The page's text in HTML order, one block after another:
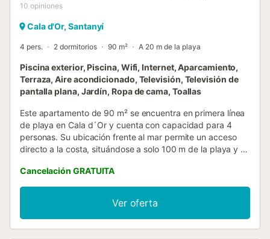
10 opiniones
Cala d'Or, Santanyí
4 pers. 2 dormitorios 90 m² A 20 m de la playa
Piscina exterior, Piscina, Wifi, Internet, Aparcamiento,
Terraza, Aire acondicionado, Televisión, Televisión de
pantalla plana, Jardín, Ropa de cama, Toallas
Este apartamento de 90 m² se encuentra en primera línea
de playa en Cala d´Or y cuenta con capacidad para 4
personas. Su ubicación frente al mar permite un acceso
directo a la costa, situándose a solo 100 m de la playa y a
dormitorios con una cama king size y una cama individual,
2 baños y un salón con sofá cama. La cocina está
equipada con horno, lavavajillas, microondas y cafetera,
mientras que la zona de estar incluye televisión de pantalla
plana y aire acondicionado. Para familias, se ofrecen trona
Cancelación GRATUITA
Ver oferta